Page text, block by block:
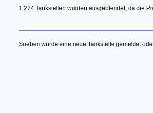
1.274 Tankstellen wurden ausgeblendet, da die
Soeben wurde eine neue Tankstelle gemeldet